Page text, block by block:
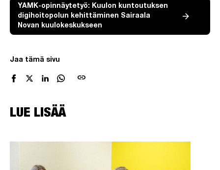
YAMK-opinnäytetyö: Kuulon kuntoutuksen
digihoitopolun kehittäminen Sairaala
Novan kuulokeskukseen
Jaa tämä sivu
link
LUE LISÄÄ